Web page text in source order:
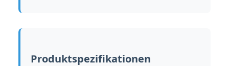
Produktspezifikationen